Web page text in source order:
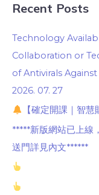
Recent Posts
Technology
Collaboration or
of Antivirals
2026. 07. 27
【確定開課｜智
*****新版網站已上線
送門詳見內文******